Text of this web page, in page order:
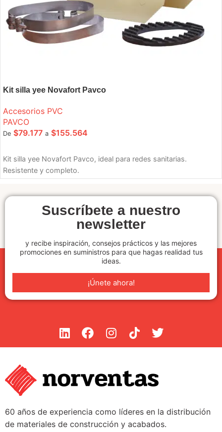
Kit silla yee Novafort Pavco
Accesorios PVC
PAVCO
De $79.177 a $155.564
Kit silla yee Novafort Pavco, ideal para redes sanitarias.
Resistente y completo.
Suscríbete a nuestro
newsletter
y recibe inspiración, consejos prácticos y las mejores
promociones en suministros para que hagas realidad tus
ideas.
¡Únete ahora!
60 años de experiencia como líderes en la distribución
de materiales de construcción y acabados.